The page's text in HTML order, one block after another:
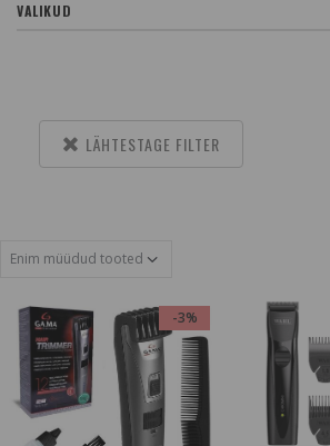
VALIKUD
LÄHTESTAGE FILTER
-3%